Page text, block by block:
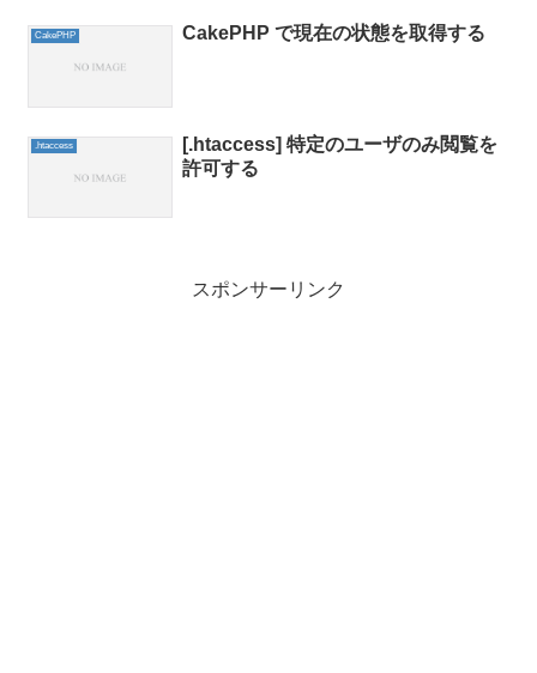
CakePHP CakePHP で現在の状態を取得する
.htaccess
[.htaccess] 特定のユーザのみ閲覧を
許可する
スポンサーリンク